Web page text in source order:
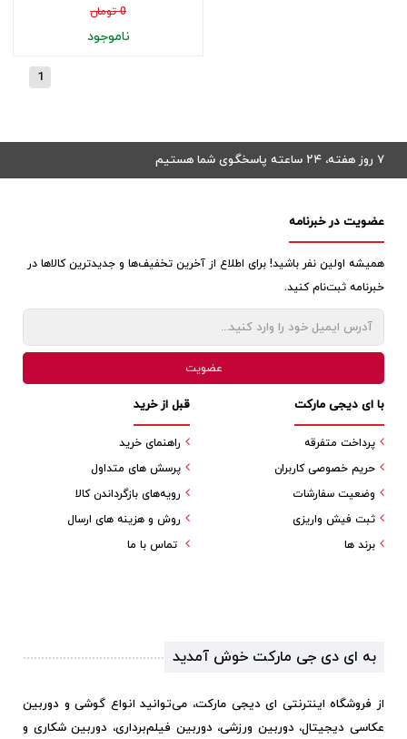
0 تومان
ناموجود
1
۷ روز هفته، ۲۴ ساعته پاسخگوی شما هستیم
عضویت در خبرنامه
همیشه اولین نفر باشید! برای اطلاع از آخرین تخفیف‌ها و جدیدترین کالاها در
خبرنامه ثبت‌نام کنید.
قبل از خرید
راهنمای خرید
پرسش های متداول
رویه‌های بازگرداندن کالا
روش و هزینه های ارسال
تماس با ما
با ای دیجی مارکت
پرداخت متفرقه
حریم خصوصی کاربران
وضعیت سفارشات
ثبت فیش واریزی
برند ها
به ای دی جی مارکت خوش آمدید
از فروشگاه اینترنتی ای دیجی مارکت، می‌توانید انواع گوشی و دوربین
عکاسی دیجیتال، دوربین ورزشی، دوربین فیلم‌برداری، دوربین شکاری و